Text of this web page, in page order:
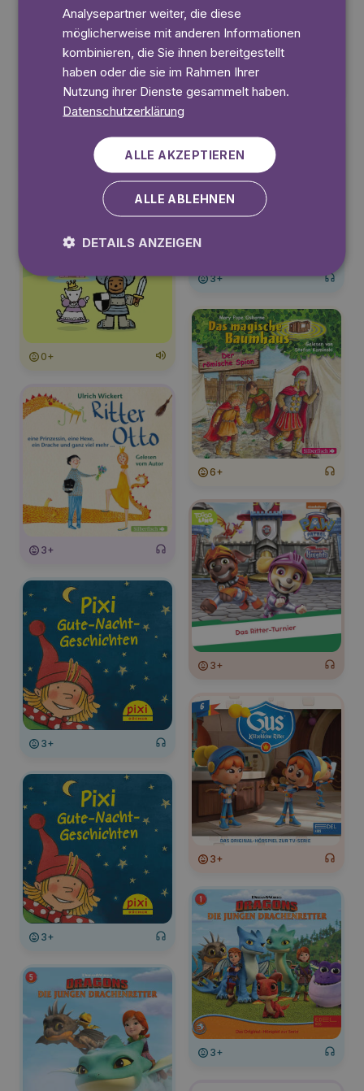
0+
3+
3+
6+
3+
3+
3+
3+
3+
Analysepartner weiter, die diese
möglicherweise mit anderen Informationen
kombinieren, die Sie ihnen bereitgestellt
haben oder die sie im Rahmen Ihrer
Nutzung ihrer Dienste gesammelt haben.
Datenschutzerklärung
ALLE AKZEPTIEREN
ALLE ABLEHNEN
DETAILS ANZEIGEN